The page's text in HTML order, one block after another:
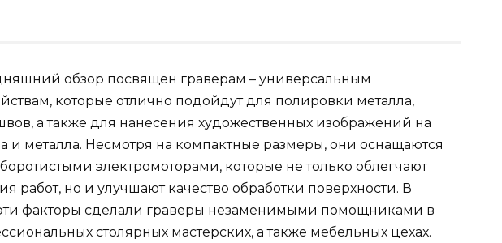
обзор посвящен граверам – универсальным
которые отлично подойдут для полировки металла,
а также для нанесения художественных изображений на
и металла. Несмотря на компактные размеры, они оснащаются
электромоторами, которые не только облегчают
работ, но и улучшают качество обработки поверхности. В
эти факторы сделали граверы незаменимыми помощниками в
столярных мастерских, а также мебельных цехах.